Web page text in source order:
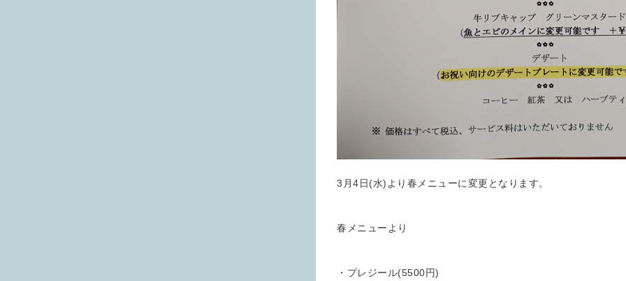
3月4日(水)より春メニューに変更となります。
春メニューより
・プレジール(5500円)